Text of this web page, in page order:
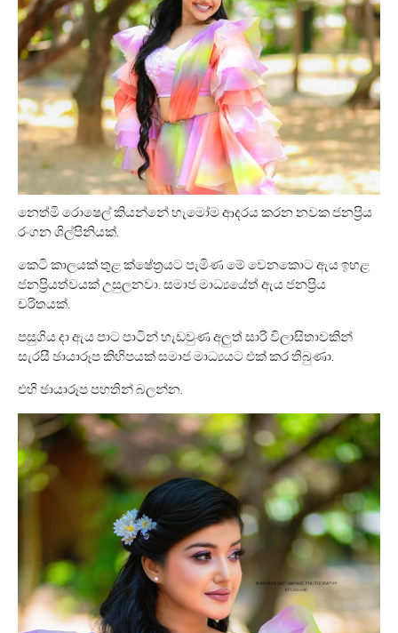
නෙත්මි රොෂෙල් කියන්නේ හැමෝම ආදරය කරන නවක ජනප්‍රිය
රංගන ශිල්පිනියක්.
කෙටි කාලයක් තුළ ක්ෂේත්‍රයට පැමිණ මේ වෙනකොට ඇය ඉහළ
ජනප්‍රියත්වයක් උසුලනවා. සමාජ මාධ්‍යයේත් ඇය ජනප්‍රිය
චරිතයක්.
පසුගිය දා ඇය පාට පාටින් හැඩවුණ අලුත් සාරි විලාසිතාවකින්
සැරසී ඡායාරූප කිහිපයක් සමාජ මාධ්‍යයට එක් කර තිබුණා.
එහි ඡායාරූප පහතින් බලන්න.